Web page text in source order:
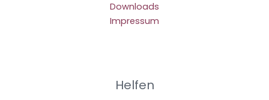
Downloads
Impressum
Helfen